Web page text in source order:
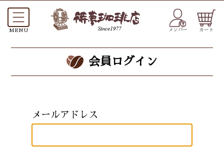
メンバー カート
会員ログイン
メールアドレス